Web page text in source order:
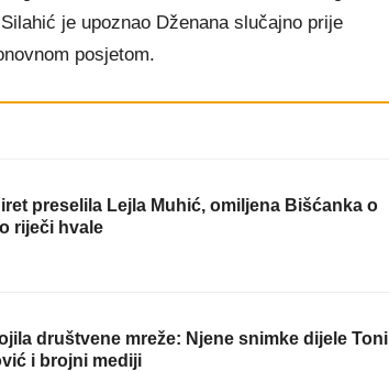
je upoznao Dženana slučajno prije
posjetom.
preselila Lejla Muhić, omiljena Bišćanka o
riječi hvale
društvene mreže: Njene snimke dijele Toni
i brojni mediji